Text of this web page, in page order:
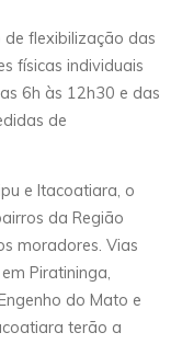
flexibilização das
físicas individuais
6h às 12h30 e das
de
e Itacoatiara, o
da Região
moradores. Vias
Piratininga,
do Mato e
terão a